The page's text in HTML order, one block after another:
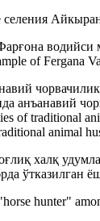
of Fergana
of traditional
animal
халқ
ўтказилган
hunter"